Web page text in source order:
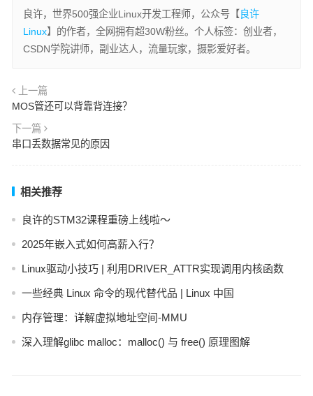
良许，世界500强企业Linux开发工程师，公众号【 良许
Linux】的作者，全网拥有超30W粉丝。个人标签：创业者，
CSDN学院讲师，副业达人，流量玩家，摄影爱好者。
上一篇
MOS管还可以背靠背连接？
下一篇
串口丢数据常见的原因
相关推荐
良许的STM32课程重磅上线啦～
2025年嵌入式如何高薪入行？
Linux驱动小技巧 | 利用DRIVER_ATTR实现调用内核函数
一些经典 Linux 命令的现代替代品 | Linux 中国
内存管理：详解虚拟地址空间-MMU
深入理解glibc malloc：malloc() 与 free() 原理图解